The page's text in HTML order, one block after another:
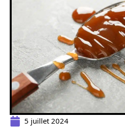
5 juillet 2024